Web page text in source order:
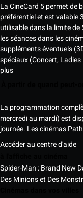
La CineCard 5 permet de
préférentiel et est valable
utilisable dans la limite
les séances dans les
suppléments éventuels
spéciaux (Concert,
plus
La programmation
mercredi au mardi) est
journée. Les cinémas
Accéder au centre d'aide
Spider-Man : Brand New
Des Minions et Des